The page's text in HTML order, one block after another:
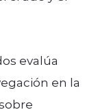
evalúa
en la